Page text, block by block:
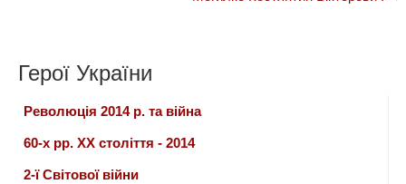
Герої України
Революція 2014 р. та війна
60-х рр. ХХ століття - 2014
2-ї Світової війни